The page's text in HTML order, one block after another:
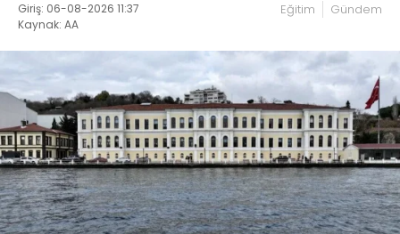
Giriş: 06-08-2026 11:37
Kaynak: AA
Eğitim Gündem